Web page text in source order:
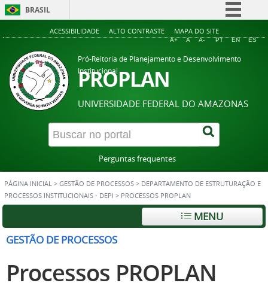
BRASIL
Simplifique!
Acesso à informação
Legislação
Canais
ACESSIBILIDADE ALTO CONTRASTE MAPA DO SITE
A+ A A- PT EN ES
Pró-Reitoria de Planejamento e Desenvolvimento
Institucional
PROPLAN
UNIVERSIDADE FEDERAL DO AMAZONAS
Perguntas frequentes
PÁGINA INICIAL > GESTÃO DE PROCESSOS > DEPARTAMENTO DE ESTRUTURAÇÃO E
PROCESSOS INSTITUCIONAIS - DEPI > PROCESSOS PROPLAN
MENU
GESTÃO DE PROCESSOS
Processos PROPLAN